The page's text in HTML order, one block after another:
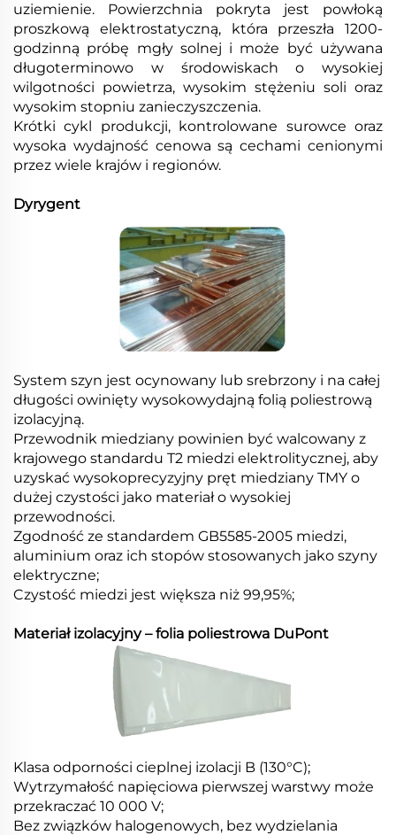
uziemienie. Powierzchnia pokryta jest powłoką
proszkową elektrostatyczną, która przeszła 1200-
godzinną próbę mgły solnej i może być używana
długoterminowo w środowiskach o wysokiej
wilgotności powietrza, wysokim stężeniu soli oraz
wysokim stopniu zanieczyszczenia.
Krótki cykl produkcji, kontrolowane surowce oraz
wysoka wydajność cenowa są cechami cenionymi
przez wiele krajów i regionów.
Dyrygent
System szyn jest ocynowany lub srebrzony i na całej
długości owinięty wysokowydajną folią poliestrową
izolacyjną.
Przewodnik miedziany powinien być walcowany z
krajowego standardu T2 miedzi elektrolitycznej, aby
uzyskać wysokoprecyzyjny pręt miedziany TMY o
dużej czystości jako materiał o wysokiej
przewodności.
Zgodność ze standardem GB5585-2005 miedzi,
aluminium oraz ich stopów stosowanych jako szyny
elektryczne;
Czystość miedzi jest większa niż 99,95%;
Materiał izolacyjny – folia poliestrowa DuPont
Klasa odporności cieplnej izolacji B (130°C);
Wytrzymałość napięciowa pierwszej warstwy może
przekraczać 10 000 V;
Bez związków halogenowych, bez wydzielania